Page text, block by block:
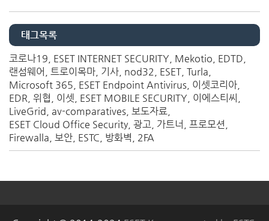
태그목록
코로나19 ESET INTERNET SECURITY Mekotio EDTD
랜섬웨어
트로이목마 기사 nod32 ESET Turla
Microsoft 365 ESET Endpoint Antivirus 이셋코리아
EDR 위협 이셋 ESET MOBILE SECURITY 이에스티씨
LiveGrid av-comparatives 보도자료
ESET Cloud Office Security 광고 가트너
프로모션
Firewalla 보안 ESTC 방화벽 2FA